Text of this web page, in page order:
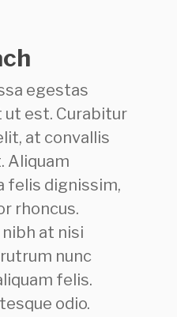
egestas
est. Curabitur
at convallis
Aliquam
felis dignissim,
rhoncus.
at nisi
nunc
felis.
odio.